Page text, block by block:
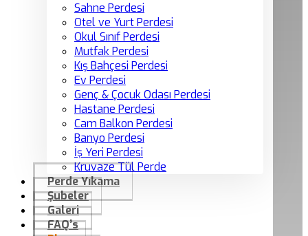
Sahne Perdesi
Otel ve Yurt Perdesi
Okul Sınıf Perdesi
Mutfak Perdesi
Kış Bahçesi Perdesi
Ev Perdesi
Genç & Çocuk Odası Perdesi
Hastane Perdesi
Cam Balkon Perdesi
Banyo Perdesi
İş Yeri Perdesi
Kruvaze Tül Perde
Perde Yıkama
Şubeler
Galeri
FAQ’s